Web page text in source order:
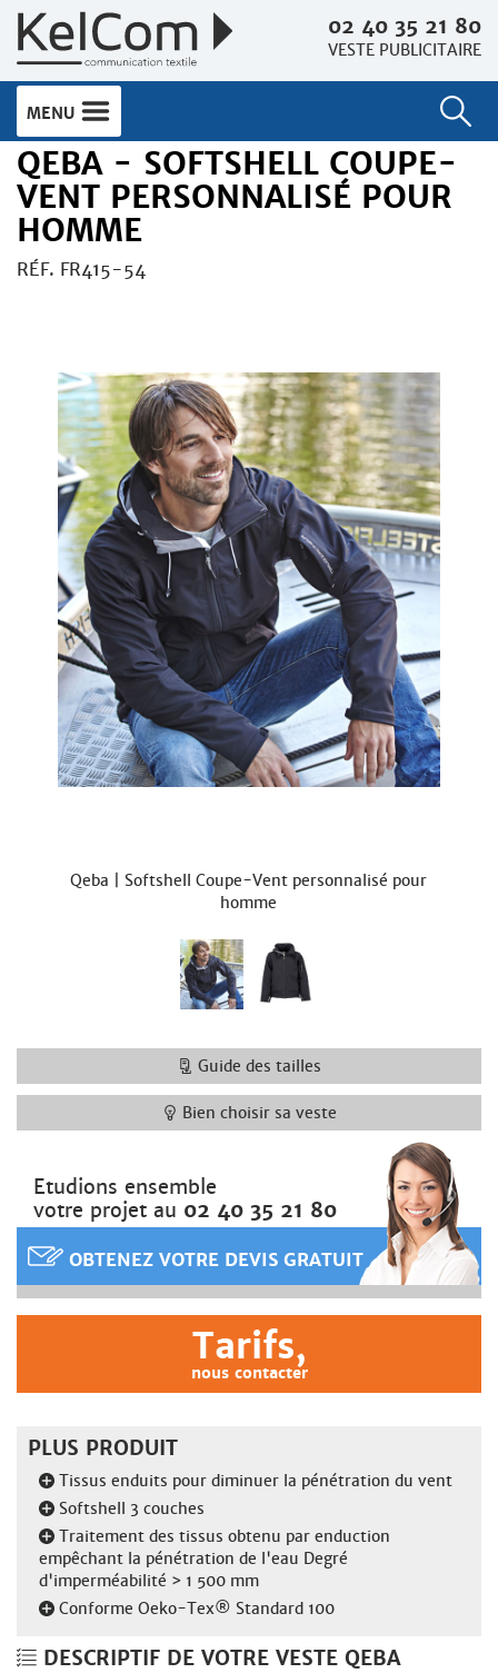
02 40 35 21 80
VESTE PUBLICITAIRE
MENU
QEBA - SOFTSHELL COUPE-
VENT PERSONNALISÉ POUR
HOMME
RÉF. FR415-54
Qeba | Softshell Coupe-Vent personnalisé pour
homme
Guide des tailles
Bien choisir sa veste
Etudions ensemble
votre projet au 02 40 35 21 80
OBTENEZ VOTRE DEVIS GRATUIT
Tarifs,
nous contacter
PLUS PRODUIT
Tissus enduits pour diminuer la pénétration du vent
Softshell 3 couches
Traitement des tissus obtenu par enduction
empêchant la pénétration de l'eau Degré
d'imperméabilité > 1 500 mm
Conforme Oeko-Tex® Standard 100
DESCRIPTIF DE VOTRE VESTE QEBA